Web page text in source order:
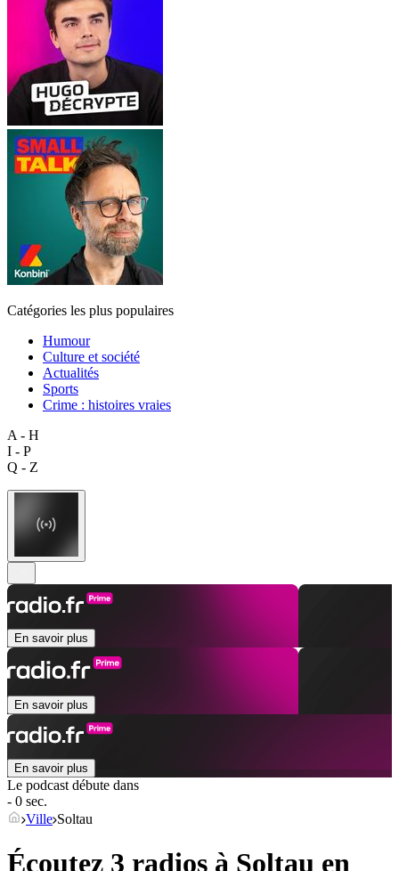
Catégories les plus populaires
Humour
Culture et société
Actualités
Sports
Crime : histoires vraies
A - H
I - P
Q - Z
En savoir plus
En savoir plus
En savoir plus
Le podcast débute dans
- 0 sec.
Ville Soltau
Écoutez 3 radios à Soltau en